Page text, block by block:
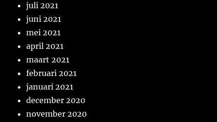
juli 2021
juni 2021
mei 2021
april 2021
maart 2021
februari 2021
januari 2021
december 2020
november 2020